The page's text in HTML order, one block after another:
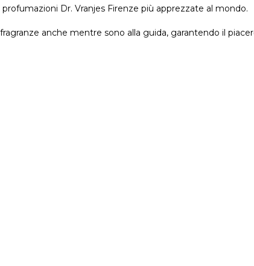
Dr. Vranjes Firenze più apprezzate al mondo.
anche mentre sono alla guida, garantendo il